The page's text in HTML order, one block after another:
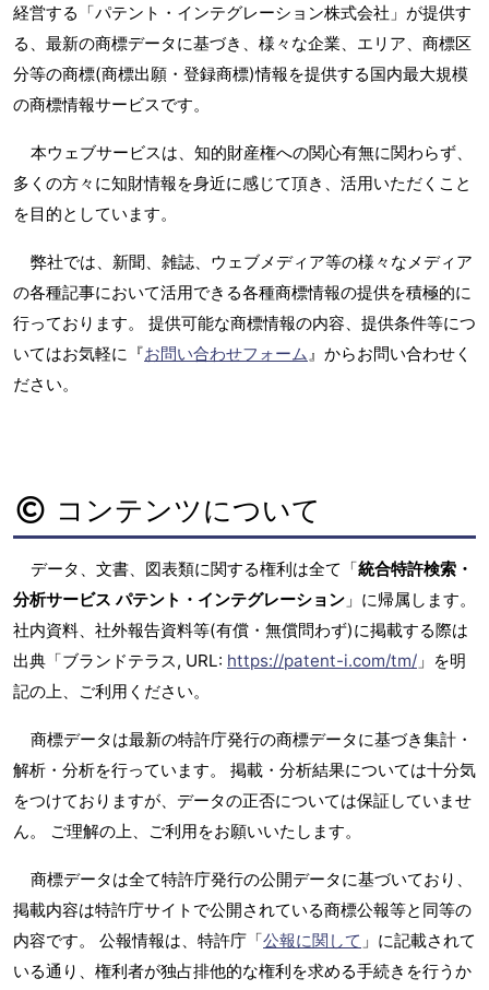
経営する「パテント・インテグレーション株式会社」が提供す
る、最新の商標データに基づき、様々な企業、エリア、商標区
分等の商標(商標出願・登録商標)情報を提供する国内最大規模
の商標情報サービスです。
本ウェブサービスは、知的財産権への関心有無に関わらず、
多くの方々に知財情報を身近に感じて頂き、活用いただくこと
を目的としています。
弊社では、新聞、雑誌、ウェブメディア等の様々なメディア
の各種記事において活用できる各種商標情報の提供を積極的に
行っております。 提供可能な商標情報の内容、提供条件等につ
いてはお気軽に『お問い合わせフォーム』からお問い合わせく
ださい。
コンテンツについて
データ、文書、図表類に関する権利は全て「統合特許検索・
分析サービス パテント・インテグレーション 」に帰属します。
社内資料、社外報告資料等(有償・無償問わず)に掲載する際は
出典「ブランドテラス, URL: https://patent-i.com/tm/ 」を明
記の上、ご利用ください。
商標データは最新の特許庁発行の商標データに基づき集計・
解析・分析を行っています。 掲載・分析結果については十分気
をつけておりますが、データの正否については保証していませ
ん。 ご理解の上、ご利用をお願いいたします。
商標データは全て特許庁発行の公開データに基づいており、
掲載内容は特許庁サイトで公開されている商標公報等と同等の
内容です。 公報情報は、特許庁「公報に関して 」に記載されて
いる通り、権利者が独占排他的な権利を求める手続きを行うか